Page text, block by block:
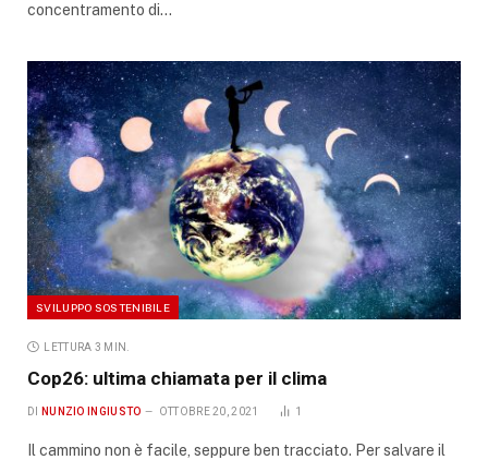
concentramento di…
SVILUPPO SOSTENIBILE
LETTURA 3 MIN.
Cop26: ultima chiamata per il clima
DI NUNZIO INGIUSTO OTTOBRE 20, 2021 1
Il cammino non è facile, seppure ben tracciato. Per salvare il